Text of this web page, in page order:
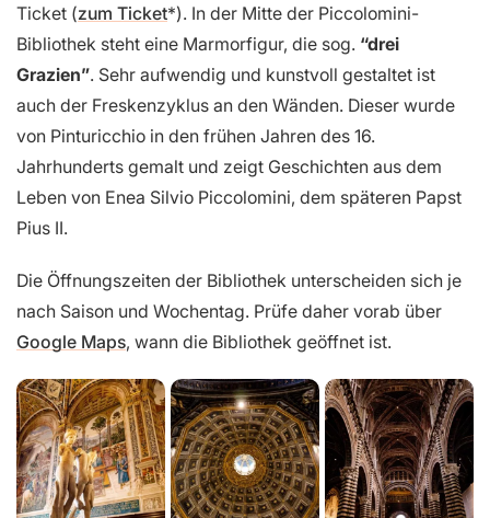
Ticket (zum Ticket ). In der Mitte der Piccolomini-
Bibliothek steht eine Marmorfigur, die sog. “drei
Grazien”. Sehr aufwendig und kunstvoll gestaltet ist
auch der Freskenzyklus an den Wänden. Dieser wurde
von Pinturicchio in den frühen Jahren des 16.
Jahrhunderts gemalt und zeigt Geschichten aus dem
Leben von Enea Silvio Piccolomini, dem späteren Papst
Pius II.
Die Öffnungszeiten der Bibliothek unterscheiden sich je
nach Saison und Wochentag. Prüfe daher vorab über
Google Maps, wann die Bibliothek geöffnet ist.